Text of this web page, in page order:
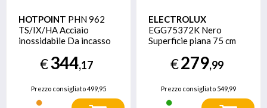
HOTPOINT PHN 962
TS/IX/HA Acciaio
inossidabile Da incasso
€344,17
Prezzo consigliato499,95
ELECTROLUX
EGG75372K Nero
Superficie piana 75 cm
€279,99
Prezzo consigliato 549,99